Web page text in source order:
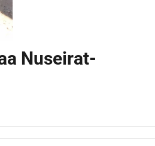
Nuseirat-